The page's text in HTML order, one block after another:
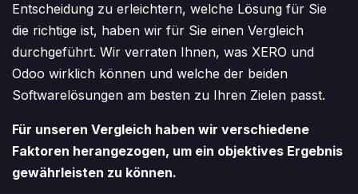
Entscheidung zu erleichtern, welche Lösung für Sie
die richtige ist, haben wir für Sie einen Vergleich
durchgeführt. Wir verraten Ihnen, was XERO und
Odoo wirklich können und welche der beiden
Softwarelösungen am besten zu Ihren Zielen passt.
Für unseren Vergleich haben wir verschiedene
Faktoren herangezogen, um ein objektives Ergebnis
gewährleisten zu können.